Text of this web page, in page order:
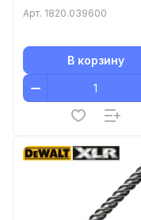
Арт. 1820.039600
В корзину